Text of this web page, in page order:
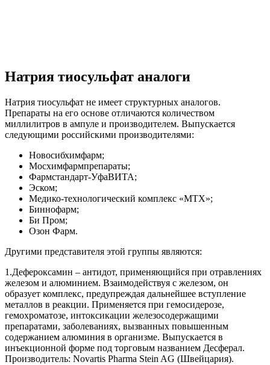
Натрия тиосульфат аналоги
Натрия тиосульфат не имеет структурных аналогов.
Препараты на его основе отличаются количеством
миллилитров в ампуле и производителем. Выпускается
следующими российскими производителями:
Новосибхимфарм;
Мосхимфармпрепараты;
Фармстандарт-УфаВИТА;
Эском;
Медико-технологический комплекс «МТХ»;
Биннофарм;
Би Пром;
Озон Фарм.
Другими представителя этой группы являются:
1.Дефероксамин – антидот, применяющийся при отравлениях
железом и алюминием. Взаимодействуя с железом, он
образует комплекс, предупреждая дальнейшее вступление
металлов в реакции. Применяется при гемосидерозе,
гемохроматозе, интоксикации железосодержащими
препаратами, заболеваниях, вызванных повышенным
содержанием алюминия в организме. Выпускается в
инъекционной форме под торговым названием Десферал.
Производитель: Novartis Pharma Stein AG (Швейцария).